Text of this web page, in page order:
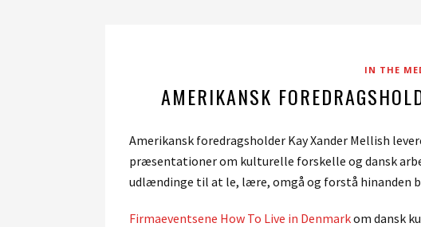
IN THE
AMERIKANSK
Amerikansk foredragsholder Kay Xander Mellish
præsentationer om kulturelle forskelle og dansk
udlændinge til at le, lære, omgå og forstå hinanden
Firmaeventsene How To Live in Denmarkom dansk